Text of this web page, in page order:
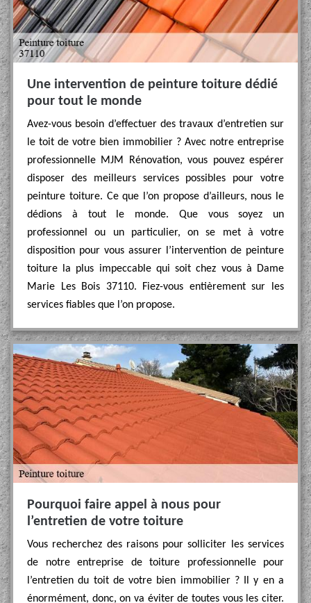
Une intervention de peinture toiture dédié
pour tout le monde
Avez-vous besoin d’effectuer des travaux d’entretien sur
le toit de votre bien immobilier ? Avec notre entreprise
professionnelle MJM Rénovation, vous pouvez espérer
disposer des meilleurs services possibles pour votre
peinture toiture. Ce que l’on propose d’ailleurs, nous le
dédions à tout le monde. Que vous soyez un
professionnel ou un particulier, on se met à votre
disposition pour vous assurer l’intervention de peinture
toiture la plus impeccable qui soit chez vous à Dame
Marie Les Bois 37110. Fiez-vous entièrement sur les
services fiables que l’on propose.
Pourquoi faire appel à nous pour
l’entretien de votre toiture
Vous recherchez des raisons pour solliciter les services
de notre entreprise de toiture professionnelle pour
l’entretien du toit de votre bien immobilier ? Il y en a
énormément, donc, on va éviter de toutes vous les citer.